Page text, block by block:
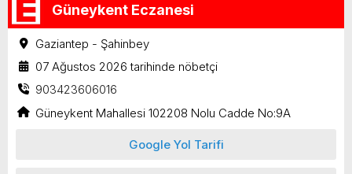
Güneykent Eczanesi
Gaziantep - Şahinbey
07 Ağustos 2026 tarihinde nöbetçi
903423606016
Güneykent Mahallesi 102208 Nolu Cadde No:9A
Google Yol Tarifi